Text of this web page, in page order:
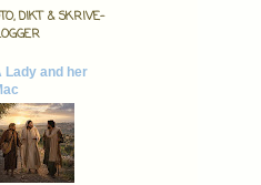
DIKT & SKRIVE-
Lady and her